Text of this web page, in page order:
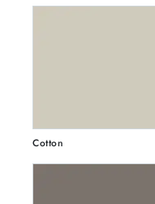
Cotton